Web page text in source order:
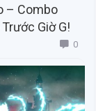
– Combo
Giờ G!
0